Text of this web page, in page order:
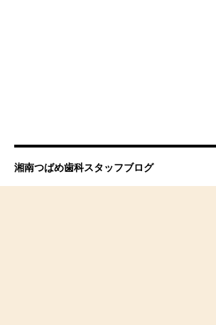
湘南つばめ歯科スタッフブログ